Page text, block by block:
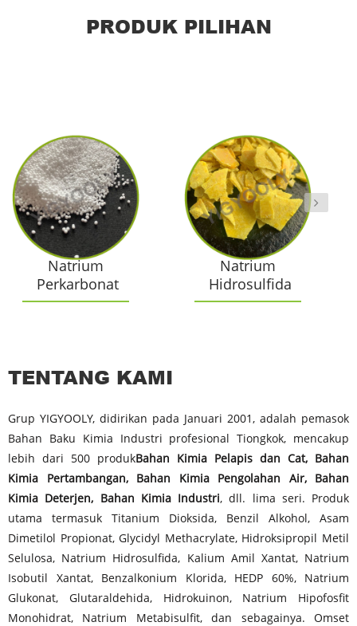
PRODUK PILIHAN
Natrium
Perkarbonat
Natrium
Hidrosulfida
TENTANG KAMI
Grup YIGYOOLY, didirikan pada Januari 2001, adalah pemasok
Bahan Baku Kimia Industri profesional Tiongkok, mencakup
lebih dari 500 produkBahan Kimia Pelapis dan Cat, Bahan
Kimia Pertambangan, Bahan Kimia Pengolahan Air, Bahan
Kimia Deterjen, Bahan Kimia Industri, dll. lima seri. Produk
utama termasuk Titanium Dioksida, Benzil Alkohol, Asam
Dimetilol Propionat, Glycidyl Methacrylate, Hidroksipropil Metil
Selulosa, Natrium Hidrosulfida, Kalium Amil Xantat, Natrium
Isobutil Xantat, Benzalkonium Klorida, HEDP 60%, Natrium
Glukonat, Glutaraldehida, Hidrokuinon, Natrium Hipofosfit
Monohidrat, Natrium Metabisulfit, dan sebagainya. Omset